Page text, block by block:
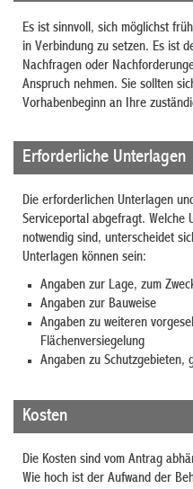
Es ist sinnvoll, sich möglichst
in Verbindung zu setzen. Es ist
Nachfragen oder
Anspruch nehmen. Sie sollten
Vorhabenbeginn an Ihre
Erforderliche Unterlagen
Die erforderlichen Unterlagen
Serviceportal abgefragt. Welche
notwendig sind, unterscheidet
Unterlagen können sein:
Angaben zur Lage, zum
Angaben zur Bauweise
Angaben zu weiteren
Flächenversiegelung
Angaben zu Schutzgebieten,
Kosten
Die Kosten sind vom Antrag
Wie hoch ist der Aufwand der